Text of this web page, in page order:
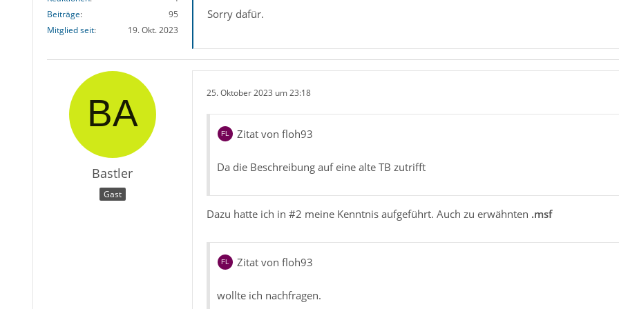
Beiträge
95
Mitglied seit
19. Okt. 2023
Sorry dafür.
Bastler
Gast
25. Oktober 2023 um 23:18
Zitat von floh93
Da die Beschreibung auf eine alte TB zutrifft
Dazu hatte ich in #2 meine Kenntnis aufgeführt. Auch zu erwähnten .msf
Zitat von floh93
wollte ich nachfragen.